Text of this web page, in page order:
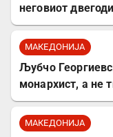
неговиот
МАКЕДОНИЈА
Љубчо
монархист, а не
МАКЕДОНИЈА